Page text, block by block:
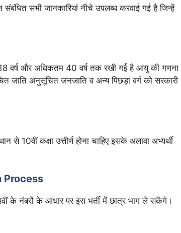
सभी जानकारियां नीचे उपलब्ध करवाई गई है जिन्हें
वर्ष और अधिकतम 40 वर्ष तक रखी गई है आयु की गणना
अनुसूचित जनजाति व अन्य पिछड़ा वर्ग को सरकारी
से 10वीं कक्षा उत्तीर्ण होना चाहिए इसके अलावा अभ्यर्थी
Process
के नंबरों के आधार पर इस भर्ती में छात्र भाग ले सकेंगे।